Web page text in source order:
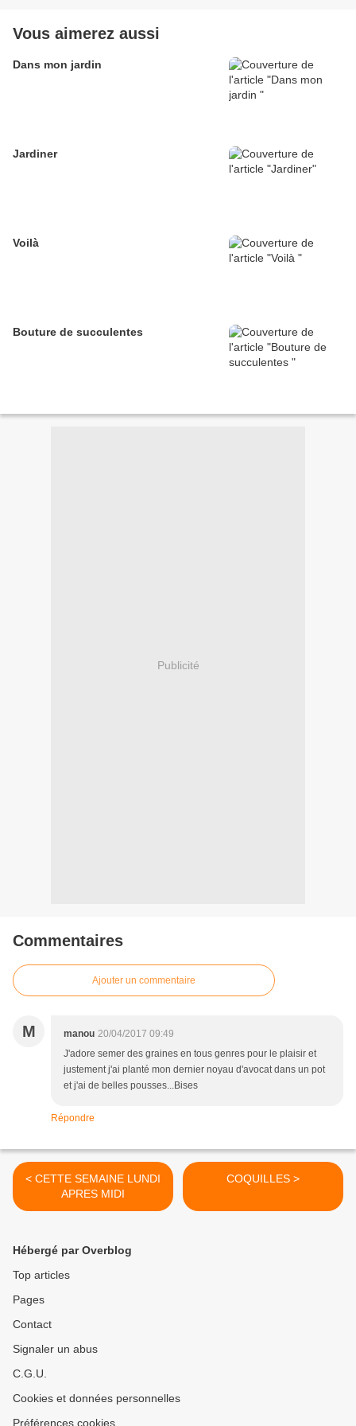
Vous aimerez aussi
Dans mon jardin
Jardiner
Voilà
Bouture de succulentes
Publicité
Commentaires
Ajouter un commentaire
M manou 20/04/2017 09:49
J'adore semer des graines en tous genres pour le plaisir et
justement j'ai planté mon dernier noyau d'avocat dans un pot
et j'ai de belles pousses...Bises
Répondre
< CETTE SEMAINE LUNDI
APRES MIDI
COQUILLES >
Hébergé par Overblog
Top articles
Pages
Contact
Signaler un abus
C.G.U.
Cookies et données personnelles
Préférences cookies